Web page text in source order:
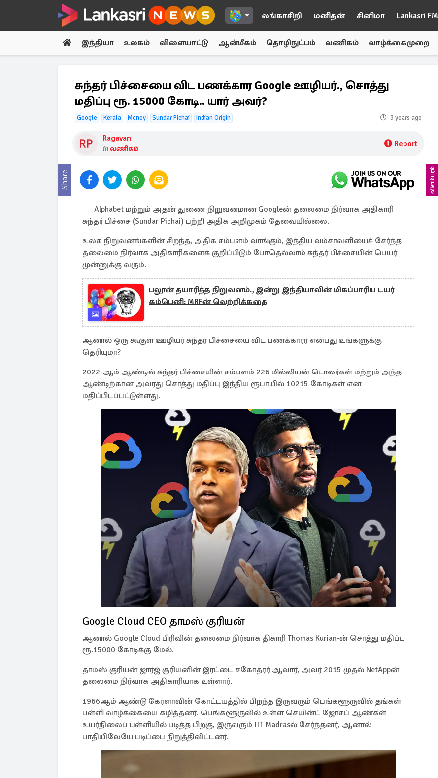
லங்காசிறி மனிதன் சினிமா Lankasri FM
இந்தியா உலகம் விளையாட்டு ஆன்மீகம் தொழிநுட்பம் வணிகம் வாழ்க்கைமுறை
சுந்தர் பிச்சையை விட பணக்கார Google ஊழியர்., சொத்து
மதிப்பு ரூ. 15000 கோடி.. யார் அவர்?
Google Kerala Money Sundar Pichai Indian Origin 3 years ago
Ragavan
inவணிகம் Report
Share விளம்பரம்
Alphabet மற்றும் அதன் துணை நிறுவனமான Googleன் தலைமை நிர்வாக அதிகாரி
சுந்தர் பிச்சை (Sundar Pichai) பற்றி அதிக அறிமுகம் தேவையில்லை.
உலக நிறுவனங்களின் சிறந்த, அதிக சம்பளம் வாங்கும், இந்திய வம்சாவளியைச் சேர்ந்த
தலைமை நிர்வாக அதிகாரிகளைக் குறிப்பிடும் போதெல்லாம் சுந்தர் பிச்சையின் பெயர்
முன்னுக்கு வரும்.
பலூன் தயாரித்த நிறுவனம்., இன்று இந்தியாவின் மிகப்பாரிய டயர்
கம்பெனி: MRFன் வெற்றிக்கதை
ஆனால் ஒரு கூகுள் ஊழியர் சுந்தர் பிச்சையை விட பணக்காரர் என்பது உங்களுக்கு
தெரியுமா?
2022-ஆம் ஆண்டில் சுந்தர் பிச்சையின் சம்பளம் 226 மில்லியன் டொலர்கள் மற்றும் அந்த
ஆண்டிற்கான அவரது சொத்து மதிப்பு இந்திய ரூபாயில் 10215 கோடிகள் என
மதிப்பிடப்பட்டுள்ளது.
Google Cloud CEO தாமஸ் குரியன்
ஆனால் Google Cloud பிரிவின் தலைமை நிர்வாக திகாரி Thomas Kurian-ன் சொத்து மதிப்பு
ரூ.15000 கோடிக்கு மேல்.
தாமஸ் குரியன் ஜார்ஜ் குரியனின் இரட்டை சகோதரர் ஆவார், அவர் 2015 முதல் NetAppன்
தலைமை நிர்வாக அதிகாரியாக உள்ளார்.
1966ஆம் ஆண்டு கேரளாவின் கோட்டயத்தில் பிறந்த இருவரும் பெங்களூருவில் தங்கள்
பள்ளி வாழ்க்கையை கழித்தனர். பெங்களூருவில் உள்ள செயின்ட் ஜோசப் ஆண்கள்
உயர்நிலைப் பள்ளியில் படித்த பிறகு, இருவரும் IIT Madrasல் சேர்ந்தனர், ஆனால்
பாதியிலேயே படிப்பை நிறுத்திவிட்டனர்.